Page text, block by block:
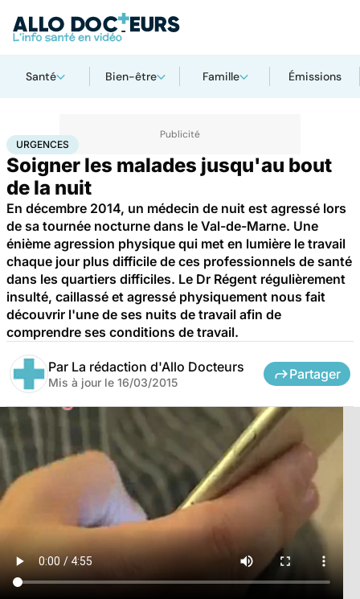
Santé Bien-être Famille Émissions
AccueilSanté Urgences
URGENCES
Soigner les malades jusqu'au bout
de la nuit
En décembre 2014, un médecin de nuit est agressé lors
de sa tournée nocturne dans le Val-de-Marne. Une
énième agression physique qui met en lumière le travail
chaque jour plus difficile de ces professionnels de santé
dans les quartiers difficiles. Le Dr Régent régulièrement
insulté, caillassé et agressé physiquement nous fait
découvrir l'une de ses nuits de travail afin de
comprendre ses conditions de travail.
Par La rédaction d'Allo Docteurs
Mis à jour le 16/03/2015
Partager